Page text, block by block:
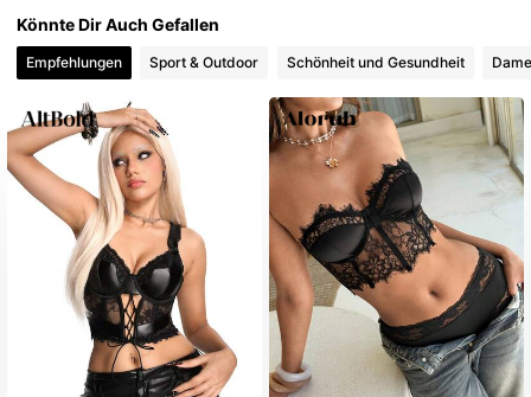
Könnte Dir Auch Gefallen
Empfehlungen Sport & Outdoor Schönheit und Gesundheit